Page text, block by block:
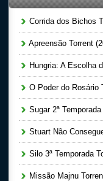
Corrida dos Bichos
Apreensão Torrent
Hungria: A Escolha de
O Poder do Rosário
Sugar 2ª Temporada
Stuart Não Consegue Salvar o
Silo 3ª Temporada
Missão Majnu